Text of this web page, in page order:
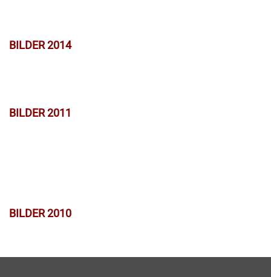
BILDER 2014
BILDER 2011
BILDER 2010